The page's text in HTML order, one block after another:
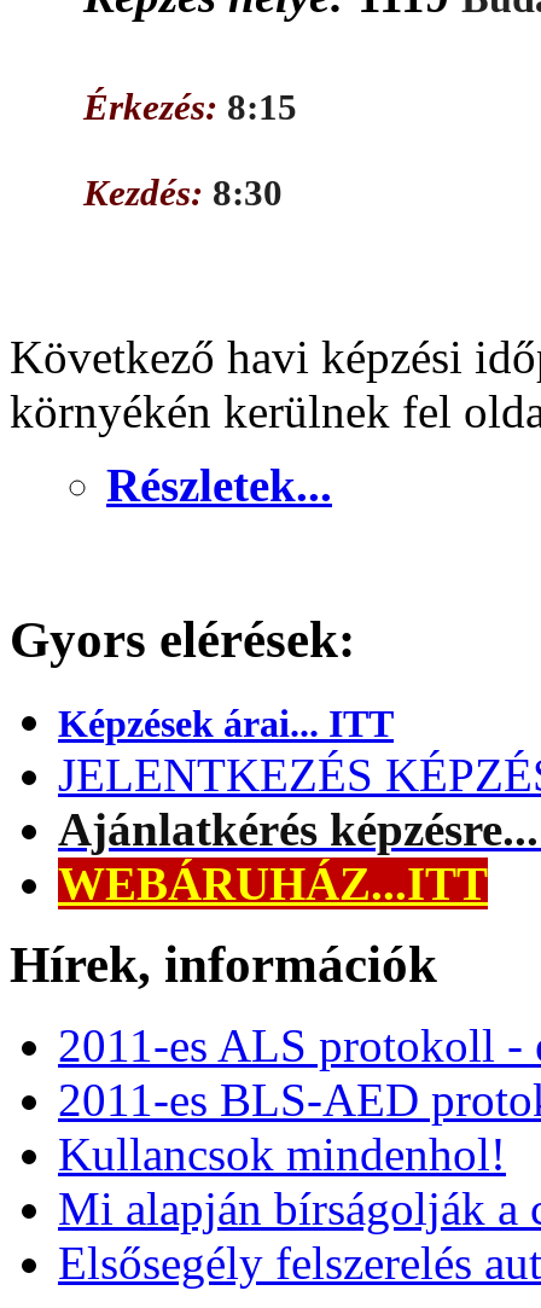
Érkezés: 8:15
Kezdés: 8:30
Következő havi képzési
környékén kerülnek fel
Részletek...
Gyors elérések:
Képzések árai... ITT
JELENTKEZÉS
Ajánlatkérés
WEBÁRUHÁZ...ITT
Hírek, információk
2011-es ALS protokoll -
2011-es BLS-AED
Kullancsok mindenhol!
Mi alapján bírságolják a
Elsősegély felszerelés